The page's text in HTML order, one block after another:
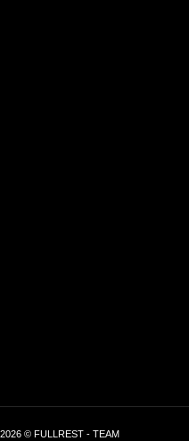
2026 © FULLREST - TEAM